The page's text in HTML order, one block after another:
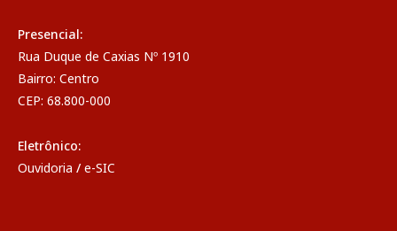
Presencial:
Rua Duque de Caxias Nº 1910
Bairro: Centro
CEP: 68.800-000
Eletrônico:
Ouvidoria / e-SIC